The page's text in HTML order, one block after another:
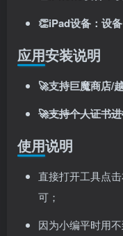
👏iPad设备：设
应用安装说明
🚀支持巨魔商店/
🚀支持个人证书
使用说明
直接打开工具点
可；
因为小编平时用
请输入验证码